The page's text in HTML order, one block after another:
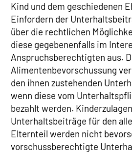
Kind und dem geschiedenen
Einfordern der
über die rechtlichen
diese gegebenenfalls im
Anspruchsberechtigten aus.
Alimentenbevorschussung
den ihnen zustehenden
wenn diese vom
bezahlt werden.
Unterhaltsbeiträge für den
Elternteil werden nicht
vorschussberechtigte